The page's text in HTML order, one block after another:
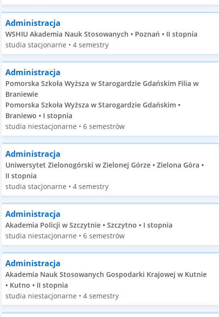
Administracja
WSHIU Akademia Nauk Stosowanych • Poznań • II stopnia
studia stacjonarne • 4 semestry
Administracja
Pomorska Szkoła Wyższa w Starogardzie Gdańskim Filia w
Braniewie
Pomorska Szkoła Wyższa w Starogardzie Gdańskim •
Braniewo • I stopnia
studia niestacjonarne • 6 semestrów
Administracja
Uniwersytet Zielonogórski w Zielonej Górze • Zielona Góra •
II stopnia
studia stacjonarne • 4 semestry
Administracja
Akademia Policji w Szczytnie • Szczytno • I stopnia
studia niestacjonarne • 6 semestrów
Administracja
Akademia Nauk Stosowanych Gospodarki Krajowej w Kutnie
• Kutno • II stopnia
studia niestacjonarne • 4 semestry